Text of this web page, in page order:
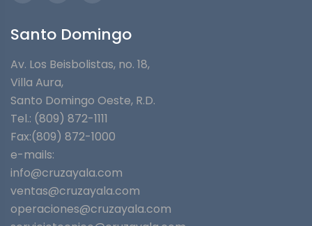
Santo Domingo
Av. Los Beisbolistas, no. 18,
Villa Aura,
Santo Domingo Oeste, R.D.
Tel.: (809) 872-1111
Fax:(809) 872-1000
e-mails:
info@cruzayala.com
ventas@cruzayala.com
operaciones@cruzayala.com